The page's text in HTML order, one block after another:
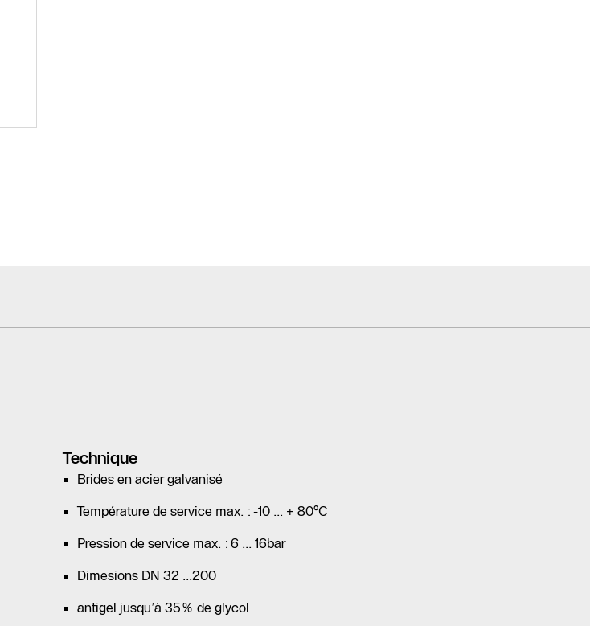
Technique
Brides en acier galvanisé
Température de service max. : -10 ... + 80°C
Pression de service max. : 6 ... 16bar
Dimesions DN 32 ...200
antigel jusqu’à 35% de glycol